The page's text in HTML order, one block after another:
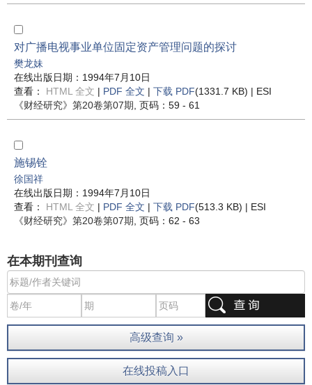
对广播电视事业单位固定资产管理问题的探讨
樊龙妹
在线出版日期：1994年7月10日
查看： HTML 全文 | PDF 全文 | 下载 PDF(1331.7 KB) | ESI
《财经研究》 第20卷第07期 , 页码：59 - 61
施锡铨
徐国祥
在线出版日期：1994年7月10日
查看： HTML 全文 | PDF 全文 | 下载 PDF(513.3 KB) | ESI
《财经研究》 第20卷第07期 , 页码：62 - 63
在本期刊查询
高级查询 »
在线投稿入口